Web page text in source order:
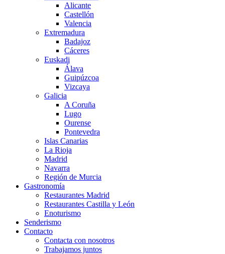
Alicante
Castellón
Valencia
Extremadura
Badajoz
Cáceres
Euskadi
Álava
Guipúzcoa
Vizcaya
Galicia
A Coruña
Lugo
Ourense
Pontevedra
Islas Canarias
La Rioja
Madrid
Navarra
Región de Murcia
Gastronomía
Restaurantes Madrid
Restaurantes Castilla y León
Enoturismo
Senderismo
Contacto
Contacta con nosotros
Trabajamos juntos